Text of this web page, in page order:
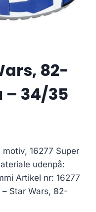
82-
– 34/35
16277 Super
udenpå:
Artikel nr: 16277
Star Wars, 82-